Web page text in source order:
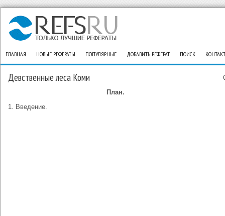
ГЛАВНАЯ НОВЫЕ РЕФЕРАТЫ ПОПУЛЯРНЫЕ ДОБАВИТЬ РЕФЕРАТ ПОИСК
Девственные леса Коми
План.
1. Введение.